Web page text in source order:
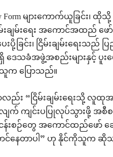
များကောက်ယူခြင်း၊ ထို
ချမ်းရေး အကောင်အထည် ဖေ
ခြင်း၊ ငြိမ်းချမ်းရေးသ
ဖွဲ့အစည်းများနှင့် ပူးပေါ
က ပြောသည်။
ည်း “ငြိမ်းချမ်းရေးသို့ လူထု
ကျင်းပပြုလုပ်သွားဖို့ အ
န်းစဉ်တွေ အကောင်ထည်ဖော်
င်နေတာပါ” ဟု နိုင်ကိုသူက